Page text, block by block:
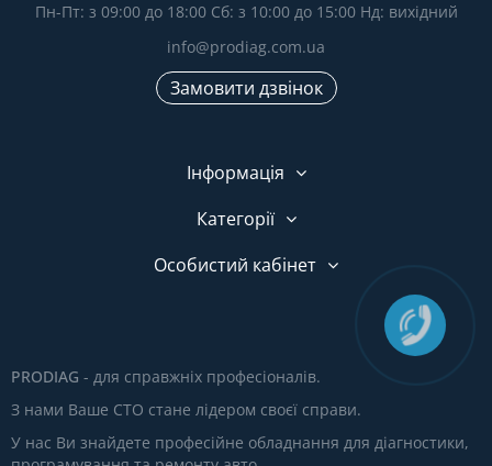
Пн-Пт: з 09:00 до 18:00 Сб: з 10:00 до 15:00 Нд: вихідний
info@prodiag.com.ua
Замовити дзвінок
Інформація
Категорії
Особистий кабінет
PRODIAG - для справжніх професіоналів.
З нами Ваше СТО стане лідером своєї справи.
У нас Ви знайдете професійне обладнання для діагностики,